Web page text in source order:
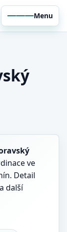
Menu
ve
Detail
další